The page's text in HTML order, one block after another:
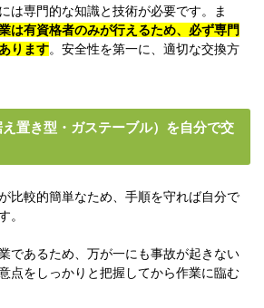
は専門的な知識と技術が必要です。ま
は有資格者のみが行えるため、必ず専門
ります。安全性を第一に、適切な交換方
置き型・ガステーブル）を自分で交
比較的簡単なため、手順を守れば自分で
。
であるため、万が一にも事故が起きない
点をしっかりと把握してから作業に臨む